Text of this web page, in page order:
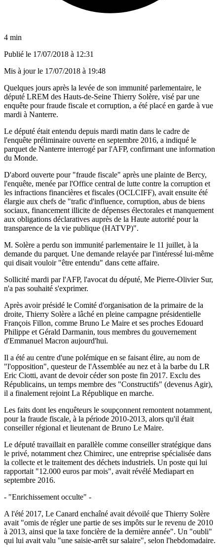
4 min
Publié le 17/07/2018 à 12:31
Mis à jour le 17/07/2018 à 19:48
Quelques jours après la levée de son immunité parlementaire, le
député LREM des Hauts-de-Seine Thierry Solère, visé par une
enquête pour fraude fiscale et corruption, a été placé en garde à vue
mardi à Nanterre.
Le député était entendu depuis mardi matin dans le cadre de
l'enquête préliminaire ouverte en septembre 2016, a indiqué le
parquet de Nanterre interrogé par l'AFP, confirmant une information
du Monde.
D'abord ouverte pour "fraude fiscale" après une plainte de Bercy,
l'enquête, menée par l'Office central de lutte contre la corruption et
les infractions financières et fiscales (OCLCIFF), avait ensuite été
élargie aux chefs de "trafic d'influence, corruption, abus de biens
sociaux, financement illicite de dépenses électorales et manquement
aux obligations déclaratives auprès de la Haute autorité pour la
transparence de la vie publique (HATVP)".
M. Solère a perdu son immunité parlementaire le 11 juillet, à la
demande du parquet. Une demande relayée par l'intéressé lui-même
qui disait vouloir "être entendu" dans cette affaire.
Sollicité mardi par l'AFP, l'avocat du député, Me Pierre-Olivier Sur,
n'a pas souhaité s'exprimer.
Après avoir présidé le Comité d'organisation de la primaire de la
droite, Thierry Solère a lâché en pleine campagne présidentielle
François Fillon, comme Bruno Le Maire et ses proches Edouard
Philippe et Gérald Darmanin, tous membres du gouvernement
d'Emmanuel Macron aujourd'hui.
Il a été au centre d'une polémique en se faisant élire, au nom de
"l'opposition", questeur de l'Assemblée au nez et à la barbe du LR
Eric Ciotti, avant de devoir céder son poste fin 2017. Exclu des
Républicains, un temps membre des "Constructifs" (devenus Agir),
il a finalement rejoint La République en marche.
Les faits dont les enquêteurs le soupçonnent remontent notamment,
pour la fraude fiscale, à la période 2010-2013, alors qu'il était
conseiller régional et lieutenant de Bruno Le Maire.
Le député travaillait en parallèle comme conseiller stratégique dans
le privé, notamment chez Chimirec, une entreprise spécialisée dans
la collecte et le traitement des déchets industriels. Un poste qui lui
rapportait "12.000 euros par mois", avait révélé Mediapart en
septembre 2016.
- "Enrichissement occulte" -
A l'été 2017, Le Canard enchaîné avait dévoilé que Thierry Solère
avait "omis de régler une partie de ses impôts sur le revenu de 2010
à 2013, ainsi que la taxe foncière de la dernière année". Un "oubli"
qui lui avait valu "une saisie-arrêt sur salaire", selon l'hebdomadaire.